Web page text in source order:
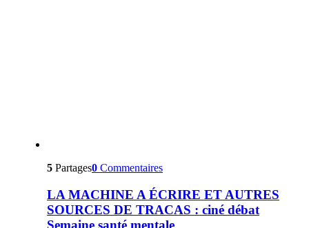
5 Partages0 Commentaires
LA MACHINE A ÉCRIRE ET AUTRES
SOURCES DE TRACAS : ciné débat
Semaine santé mentale